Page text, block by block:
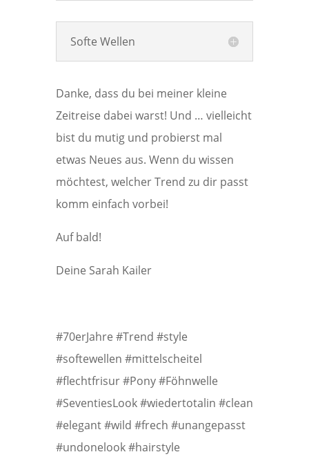
Softe Wellen
Danke, dass du bei meiner kleine
Zeitreise dabei warst! Und … vielleicht
bist du mutig und probierst mal
etwas Neues aus. Wenn du wissen
möchtest, welcher Trend zu dir passt
komm einfach vorbei!
Auf bald!
Deine Sarah Kailer
#70erJahre #Trend #style
#softewellen #mittelscheitel
#flechtfrisur #Pony #Föhnwelle
#SeventiesLook #wiedertotalin #clean
#elegant #wild #frech #unangepasst
#undonelook #hairstyle